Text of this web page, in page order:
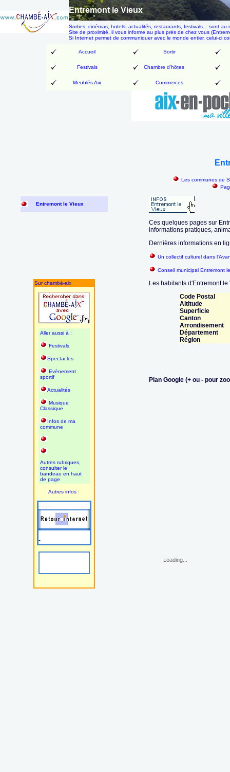
Entremont le Vieux
Sorties, cinémas, hotels, actualités, restaurants, festivals... sont
Site de proximité, il vous informe au plus près de chez vous
Si Internet permet de communiquer avec le monde entier, celui-ci
Accueil Sortir
Festivals Chambre d'hôtes
Meublés Aix Commerces
Les communes de
Entremont le Vieux
Sur chambé-aix
Aller aussi à :
Festivals
Spectacles
Evènement
sportif
Actualités
Musique
Classique
Infos de ma
commune
Autres rubriques,
consulter le
bandeau en haut
de page
Autres infos :
- - - -
-
Ces quelques pages sur
informations pratiques,
Dernières informations en
Un collectif culturel dans
Conseil municipal Entremont
Les habitants d'Entremont
Code Postal
Altitude
Superficie
Canton
Arrondisement
Département
Région
Plan Google (+ ou - pour
Loading...